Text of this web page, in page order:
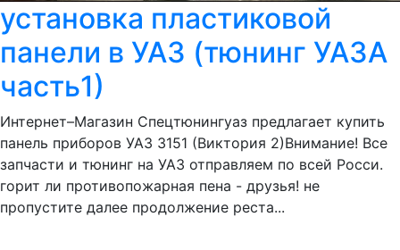
установка пластиковой
панели в УАЗ (тюнинг УАЗА
часть1)
Интернет–Магазин Спецтюнингуаз предлагает купить
панель приборов УАЗ 3151 (Виктория 2)Внимание! Все
запчасти и тюнинг на УАЗ отправляем по всей Росси.
горит ли противопожарная пена - друзья! не
пропустите далее продолжение реста...